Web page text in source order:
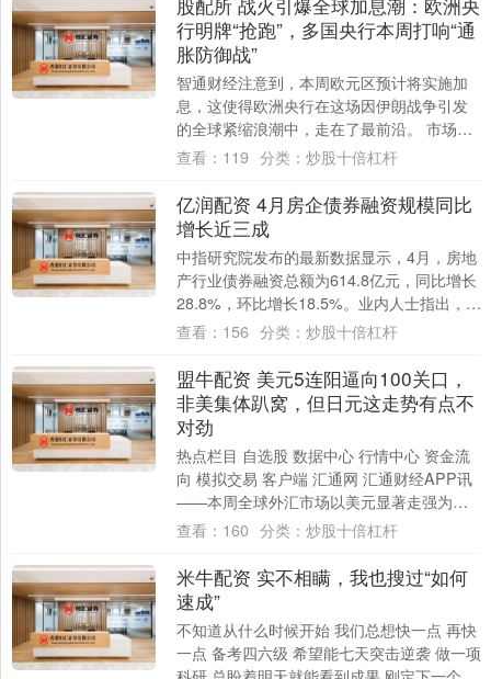
行明牌“抢跑”，多国央行本周打响“通
胀防御战”
智通财经注意到，本周欧元区预计将实施加
息，这使得欧洲央行在这场因伊朗战争引发
的全球紧缩浪潮中，走在了最前沿。 市场普
遍预期欧央行将在周四加息25个基点。这将
查看： 119 分类： 炒股十倍杠杆
亿润配资 4月房企债券融资规模同比
增长近三成
中指研究院发布的最新数据显示，4月，房地
产行业债券融资总额为614.8亿元，同比增长
28.8%，环比增长18.5%。业内人士指出，4
月，房企融资支持政策继续宽松....
查看： 156 分类： 炒股十倍杠杆
盟牛配资 美元5连阳逼向100关口，
非美集体趴窝，但日元这走势有点不
对劲
热点栏目 自选股 数据中心 行情中心 资金流
向 模拟交易 客户端 汇通网 汇通财经APP讯
——本周全球外汇市场以美元显著走强为主
线。美元指数周线上涨1.44%，....
查看： 160 分类： 炒股十倍杠杆
米牛配资 实不相瞒，我也搜过“如何
速成”
不知道从什么时候开始 我们总想快一点 再快
一点 备考四六级 希望能七天突击逆袭 做一项